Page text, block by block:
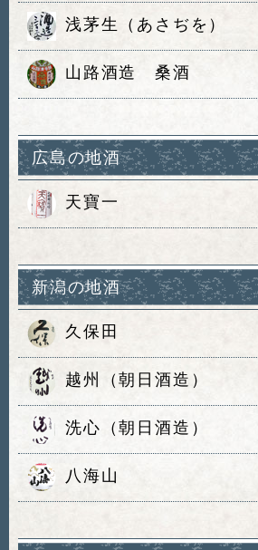
浅茅生（あさぢを）
山路酒造 桑酒
広島の地酒
天寶一
新潟の地酒
久保田
越州（朝日酒造）
洗心（朝日酒造）
八海山